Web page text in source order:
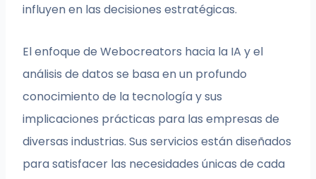
influyen en las decisiones estratégicas.
El enfoque de Webocreators hacia la IA y el
análisis de datos se basa en un profundo
conocimiento de la tecnología y sus
implicaciones prácticas para las empresas de
diversas industrias. Sus servicios están diseñados
para satisfacer las necesidades únicas de cada